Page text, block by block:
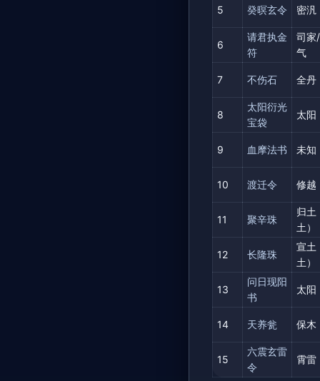
5 癸暝玄令 密汎
6
请君执金
符
司家
气
7 不伤石 全丹
8
太阳衍光
宝袋
太阳
9 血摩法书 未知
10 渡迁令 修越
11 聚辛珠
归土
土）
12 长隆珠
宣土
土）
13
问日现阳
书
太阳
14 天养瓮 保木
15
六震玄雷
令
霄雷